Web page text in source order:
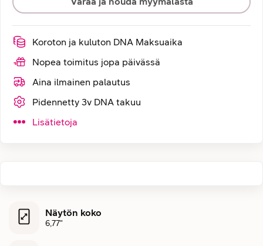
Koroton ja kuluton DNA Maksuaika
Nopea toimitus jopa päivässä
Aina ilmainen palautus
Pidennetty 3v DNA takuu
Lisätietoja
Näytön koko
6,77"